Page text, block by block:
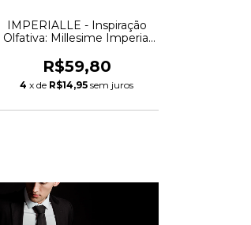
IMPERIALLE - Inspiração
Olfativa: Millesime Imperial
R$59,80
4 x de R$14,95 sem juros